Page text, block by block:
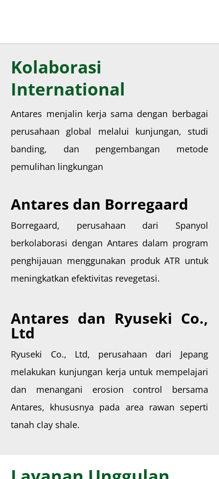
Kolaborasi
International
Antares menjalin kerja sama dengan berbagai
perusahaan global melalui kunjungan, studi
banding, dan pengembangan metode
pemulihan lingkungan
Antares dan Borregaard
Borregaard, perusahaan dari Spanyol
berkolaborasi dengan Antares dalam program
penghijauan menggunakan produk ATR untuk
meningkatkan efektivitas revegetasi.
Antares dan Ryuseki Co.,
Ltd
Ryuseki Co., Ltd, perusahaan dari Jepang
melakukan kunjungan kerja untuk mempelajari
dan menangani erosion control bersama
Antares, khususnya pada area rawan seperti
tanah clay shale.